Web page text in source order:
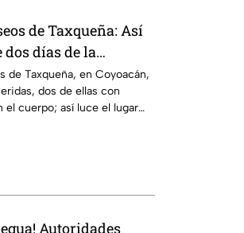
de Taxqueña: Así
días de la
no pueden volver
de Taxqueña, en Coyoacán,
dos de ellas con
el cuerpo; así luce el lugar
Autoridades